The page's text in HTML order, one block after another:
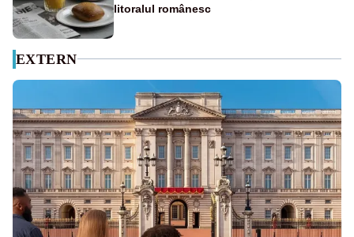
litoralul românesc
EXTERN